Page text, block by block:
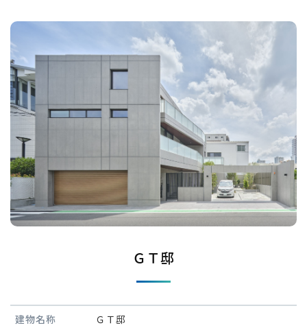
ＧＴ邸
建物名称 ＧＴ邸